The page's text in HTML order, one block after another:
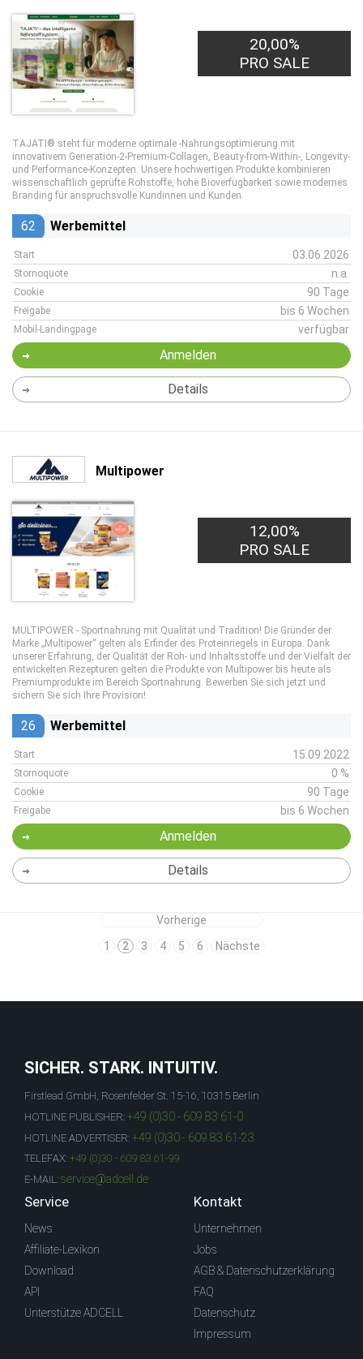
20,00%
PRO SALE
TAJATI® steht für moderne optimale -Nahrungsoptimierung mit
innovativem Generation-2-Premium-Collagen, Beauty-from-Within-, Longevity-
und Performance-Konzepten. Unsere hochwertigen Produkte kombinieren
wissenschaftlich geprüfte Rohstoffe, hohe Bioverfügbarkeit sowie modernes
Branding für anspruchsvolle Kundinnen und Kunden.
62 Werbemittel
Start 03.06.2026
Stornoquote n.a.
Cookie 90 Tage
Freigabe bis 6 Wochen
Mobil-Landingpage verfügbar
Anmelden
Details
Multipower
12,00%
PRO SALE
MULTIPOWER - Sportnahrung mit Qualität und Tradition! Die Gründer der
Marke „Multipower“ gelten als Erfinder des Proteinriegels in Europa. Dank
unserer Erfahrung, der Qualität der Roh- und Inhaltsstoffe und der Vielfalt der
entwickelten Rezepturen gelten die Produkte von Multipower bis heute als
Premiumprodukte im Bereich Sportnahrung. Bewerben Sie sich jetzt und
sichern Sie sich Ihre Provision!
26 Werbemittel
Start 15.09.2022
Stornoquote 0 %
Cookie 90 Tage
Freigabe bis 6 Wochen
Anmelden
Details
Vorherige
1
2 3 4 5 6 Nächste
SICHER. STARK. INTUITIV.
Firstlead GmbH, Rosenfelder St. 15-16, 10315 Berlin
HOTLINE PUBLISHER: +49 (0)30 - 609 83 61-0
HOTLINE ADVERTISER: +49 (0)30 - 609 83 61-23
TELEFAX: +49 (0)30 - 609 83 61-99
E-MAIL: service@adcell.de
Service
News
Affiliate-Lexikon
Download
API
Unterstütze ADCELL
Kontakt
Unternehmen
Jobs
AGB & Datenschutzerklärung
FAQ
Datenschutz
Impressum